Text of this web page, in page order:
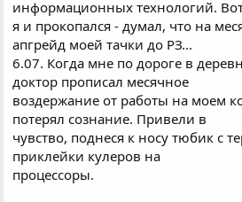
информационных технологий.
я и прокопался - думал, что на
апгрейд моей тачки до РЗ...
6.07. Когда мне по дороге в
доктор прописал месячное
воздержание от работы на моем
потерял сознание. Привели в
чувство, поднеся к носу тюбик с
приклейки кулеров на
процессоры.